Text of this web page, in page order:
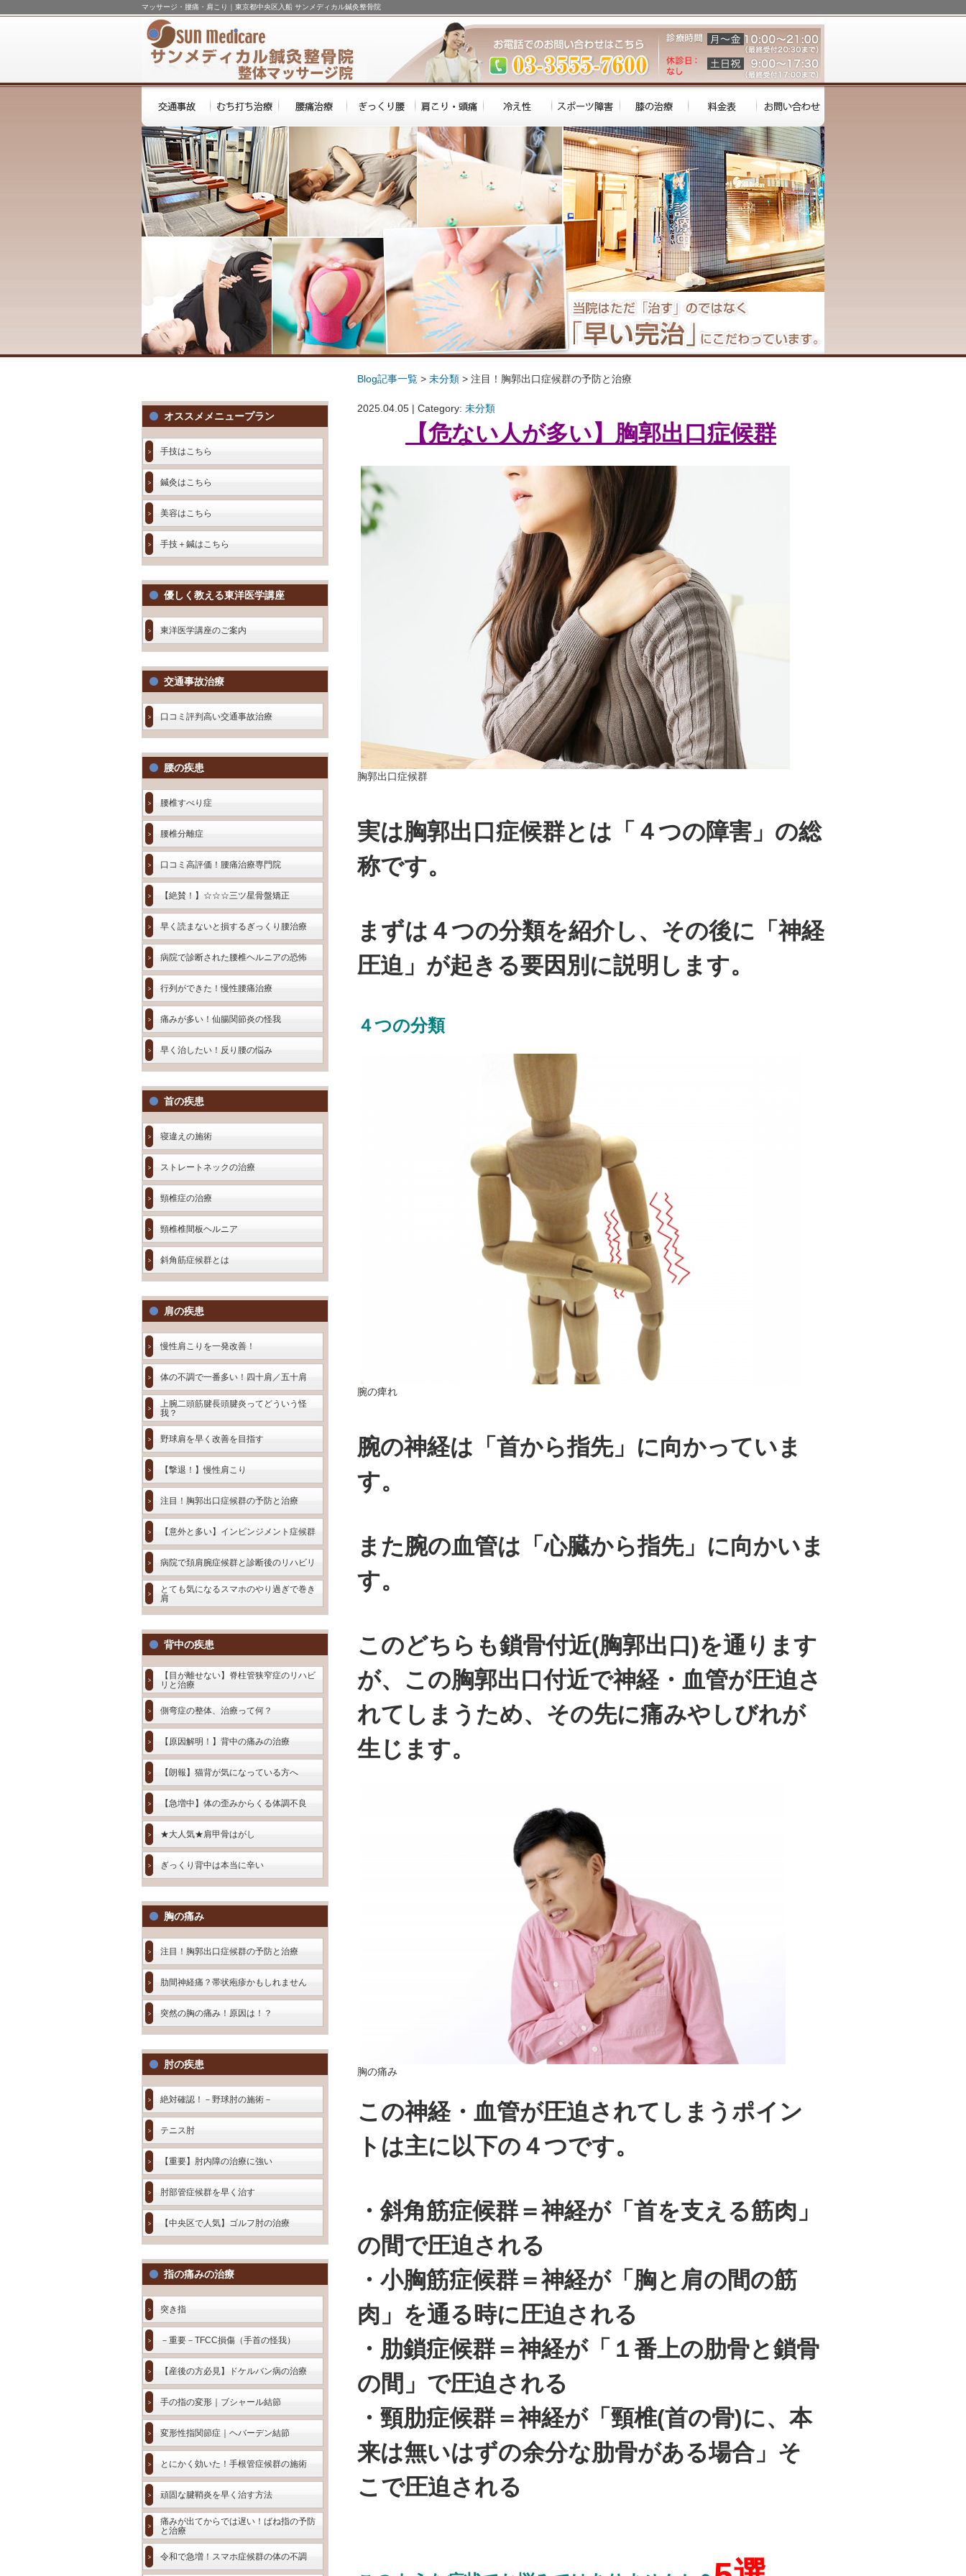
マッサージ・腰痛・肩こり｜東京都中央区入船 サンメディカル鍼灸整骨院
オススメメニュープラン
手技はこちら
鍼灸はこちら
美容はこちら
手技＋鍼はこちら
優しく教える東洋医学講座
東洋医学講座のご案内
交通事故治療
口コミ評判高い交通事故治療
腰の疾患
腰椎すべり症
腰椎分離症
口コミ高評価！腰痛治療専門院
【絶賛！】☆☆☆三ツ星骨盤矯正
早く読まないと損するぎっくり腰治療
病院で診断された腰椎ヘルニアの恐怖
行列ができた！慢性腰痛治療
痛みが多い！仙腸関節炎の怪我
早く治したい！反り腰の悩み
首の疾患
寝違えの施術
ストレートネックの治療
頸椎症の治療
頸椎椎間板ヘルニア
斜角筋症候群とは
肩の疾患
慢性肩こりを一発改善！
体の不調で一番多い！四十肩／五十肩
上腕二頭筋腱長頭腱炎ってどういう怪
我？
野球肩を早く改善を目指す
【撃退！】慢性肩こり
注目！胸郭出口症候群の予防と治療
【意外と多い】インピンジメント症候群
病院で頚肩腕症候群と診断後のリハビリ
とても気になるスマホのやり過ぎで巻き
肩
背中の疾患
【目が離せない】脊柱管狭窄症のリハビ
リと治療
側弯症の整体、治療って何？
【原因解明！】背中の痛みの治療
【朗報】猫背が気になっている方へ
【急増中】体の歪みからくる体調不良
★大人気★肩甲骨はがし
ぎっくり背中は本当に辛い
胸の痛み
注目！胸郭出口症候群の予防と治療
肋間神経痛？帯状疱疹かもしれません
突然の胸の痛み！原因は！？
肘の疾患
絶対確認！－野球肘の施術－
テニス肘
【重要】肘内障の治療に強い
肘部管症候群を早く治す
【中央区で人気】ゴルフ肘の治療
指の痛みの治療
突き指
－重要－TFCC損傷（手首の怪我）
【産後の方必見】ドケルバン病の治療
手の指の変形｜ブシャール結節
変形性指関節症｜ヘバーデン結節
とにかく効いた！手根管症候群の施術
頑固な腱鞘炎を早く治す方法
痛みが出てからでは遅い！ばね指の予防
と治療
令和で急増！スマホ症候群の体の不調
Blog記事一覧 > 未分類 > 注目！胸郭出口症候群の予防と治療
2025.04.05 | Category: 未分類
【危ない人が多い】胸郭出口症候群
胸郭出口症候群
実は胸郭出口症候群とは「４つの障害」の総
称です。
まずは４つの分類を紹介し、その後に「神経
圧迫」が起きる要因別に説明します。
４つの分類
腕の痺れ
腕の神経は「首から指先」に向かっていま
す。
また腕の血管は「心臓から指先」に向かいま
す。
このどちらも鎖骨付近(胸郭出口)を通ります
が、この胸郭出口付近で神経・血管が圧迫さ
れてしまうため、 その先に痛みやしびれが
生じます。
胸の痛み
この神経・血管が圧迫されてしまうポイン
トは主に以下の４つです。
・斜角筋症候群＝神経が「首を支える筋肉」
の間で圧迫される
・小胸筋症候群＝神経が「胸と肩の間の筋
肉」を通る時に圧迫される
・肋鎖症候群＝神経が「１番上の肋骨と鎖骨
の間」で圧迫される
・頸肋症候群＝神経が「頸椎(首の骨)に、本
来は無いはずの余分な肋骨がある場合」そ
こで圧迫される